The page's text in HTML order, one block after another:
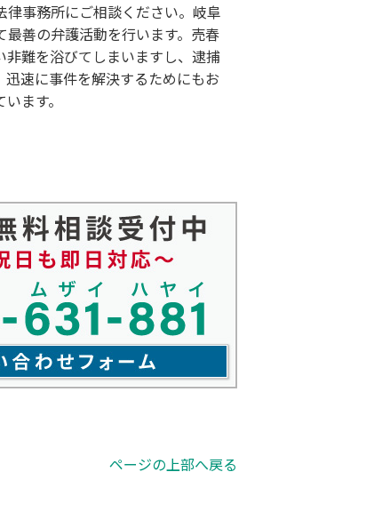
事務所にご相談ください。岐阜
善の弁護活動を行います。売春
難を浴びてしまいますし、逮捕
速に事件を解決するためにもお
ます。
ページの上部へ戻る